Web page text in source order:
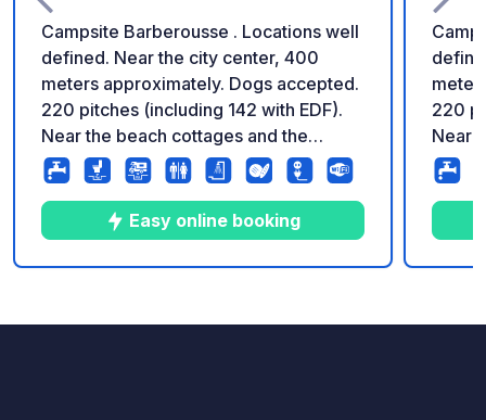
Campsite Barberousse . Locations well
defined. Near the city center, 400
meters approximately. Dogs accepted.
220 pitches (including 142 with EDF).
Near the beach cottages and the
center and the casino (by bike). Quiet
overall but avoid road side edges (one
road on each side of the campsite)
Easy online booking
220
Near
road